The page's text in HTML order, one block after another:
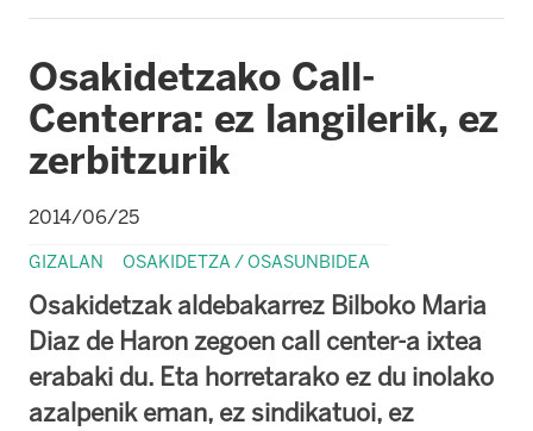
Osakidetzako Call-
Centerra: ez langilerik, ez
zerbitzurik
2014/06/25
GIZALAN OSAKIDETZA / OSASUNBIDEA
Osakidetzak aldebakarrez Bilboko Maria
Diaz de Haron zegoen call center-a ixtea
erabaki du. Eta horretarako ez du inolako
azalpenik eman, ez sindikatuoi, ez